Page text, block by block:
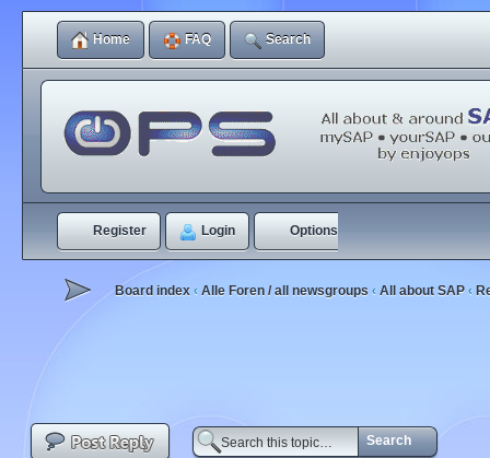
Home FAQ Search
Register Login Options
Board index ‹ Alle Foren / all newsgroups ‹ All about SAP ‹